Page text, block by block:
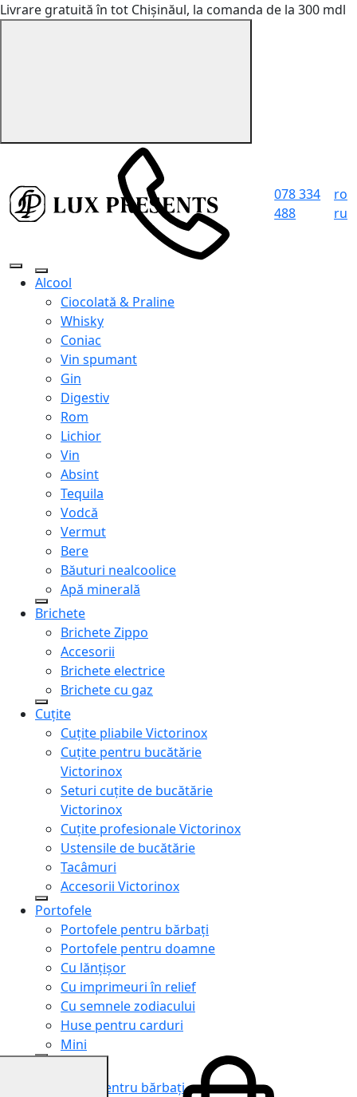
Livrare gratuită în tot Chișinăul, la comanda de la 300 mdl
078 334
488
ro
ru
Alcool
Ciocolată & Praline
Whisky
Coniac
Vin spumant
Gin
Digestiv
Rom
Lichior
Vin
Absint
Tequila
Vodcă
Vermut
Bere
Băuturi nealcoolice
Apă minerală
Brichete
Brichete Zippo
Accesorii
Brichete electrice
Brichete cu gaz
Cuțite
Cuțite pliabile Victorinox
Cuțite pentru bucătărie
Victorinox
Seturi cuțite de bucătărie
Victorinox
Cuțite profesionale Victorinox
Ustensile de bucătărie
Tacâmuri
Accesorii Victorinox
Portofele
Portofele pentru bărbați
Portofele pentru doamne
Cu lănțișor
Cu imprimeuri în relief
Cu semnele zodiacului
Huse pentru carduri
Mini
Genți pentru bărbați